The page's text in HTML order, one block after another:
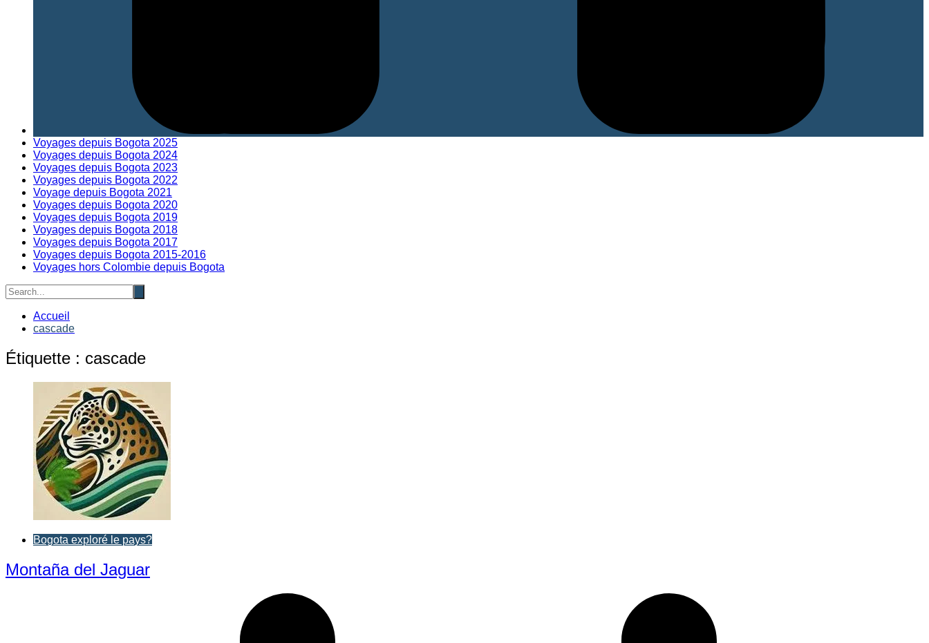
Voyages depuis Bogota 2025
Voyages depuis Bogota 2024
Voyages depuis Bogota 2023
Voyages depuis Bogota 2022
Voyage depuis Bogota 2021
Voyages depuis Bogota 2020
Voyages depuis Bogota 2019
Voyages depuis Bogota 2018
Voyages depuis Bogota 2017
Voyages depuis Bogota 2015-2016
Voyages hors Colombie depuis Bogota
Accueil
cascade
Étiquette : cascade
Bogota exploré le pays?
Montaña del Jaguar